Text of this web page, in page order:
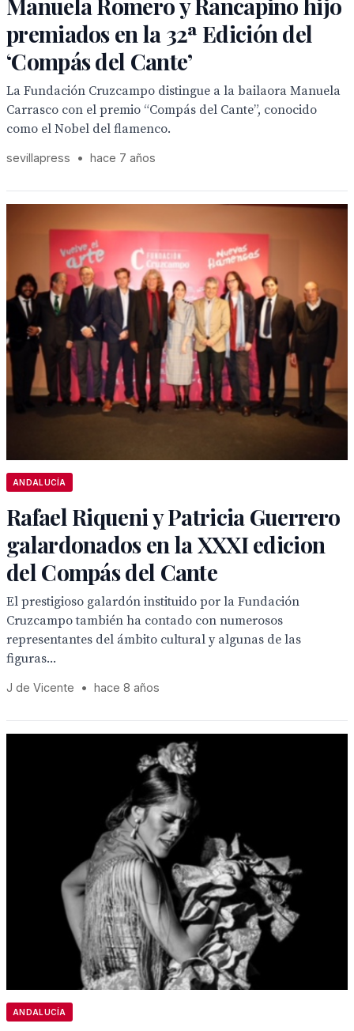
Manuela Romero y Rancapino hijo
premiados en la 32ª Edición del
‘Compás del Cante’
La Fundación Cruzcampo distingue a la bailaora Manuela
Carrasco con el premio “Compás del Cante”, conocido
como el Nobel del flamenco.
sevillapress • hace 7 años
ANDALUCÍA
Rafael Riqueni y Patricia Guerrero
galardonados en la XXXI edicion
del Compás del Cante
El prestigioso galardón instituido por la Fundación
Cruzcampo también ha contado con numerosos
representantes del ámbito cultural y algunas de las
figuras...
J de Vicente • hace 8 años
ANDALUCÍA